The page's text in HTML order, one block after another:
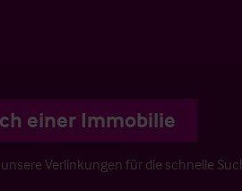
einer Immobilie
Verlinkungen für die schnelle